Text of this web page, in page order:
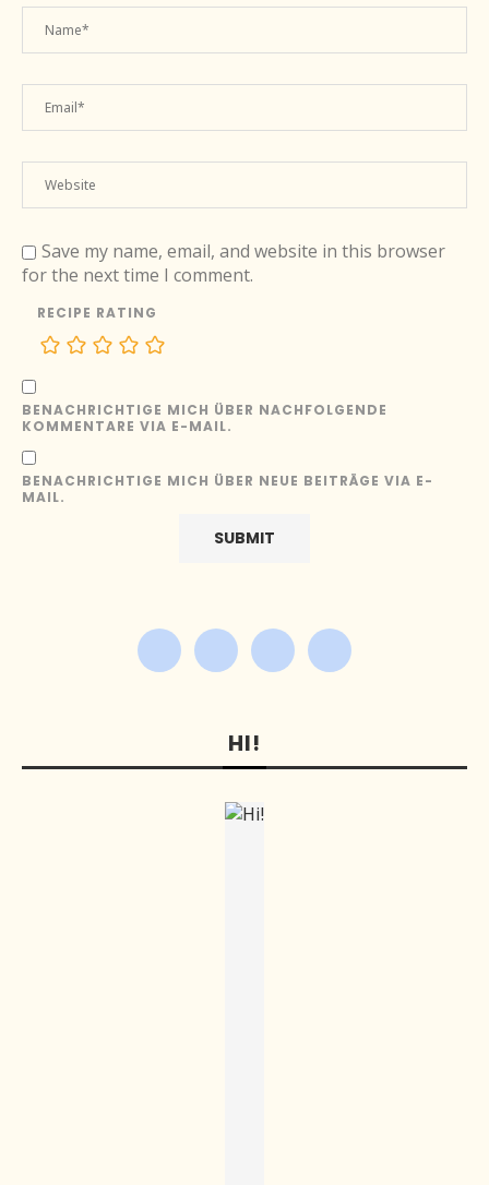
Save my name, email, and website in this browser
for the next time I comment.
RECIPE RATING
BENACHRICHTIGE MICH ÜBER NACHFOLGENDE
KOMMENTARE VIA E-MAIL.
BENACHRICHTIGE MICH ÜBER NEUE BEITRÄGE VIA E-
MAIL.
HI!